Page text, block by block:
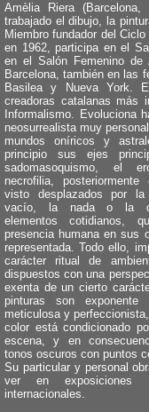
Amèlia Riera (Barcelona,
trabajado el dibujo, la
Miembro fundador del
en 1962, participa en el
en el Salón Femenino de
Barcelona, también en las
Basilea y Nueva York.
creadoras catalanas más
Informalismo. Evoluciona
neosurrealista muy
mundos oníricos y
principio sus ejes
sadomasoquismo, el
necrofilia,
visto desplazados por la
vacío, la nada o la
elementos cotidianos,
presencia humana en sus
representada. Todo ello,
carácter ritual de
dispuestos con una
exenta de un cierto
pinturas son
meticulosa y
color está condicionado
escena, y en
tonos oscuros con puntos
Su particular y personal
ver en exposiciones
internacionales.